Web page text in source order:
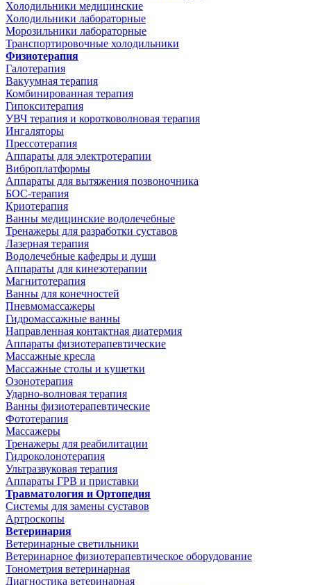
Холодильники медицинские
Холодильники лабораторные
Морозильники лабораторные
Транспортировочные холодильники
Физиотерапия
Галотерапия
Вакуумная терапия
Комбинированная терапия
Гипокситерапия
УВЧ терапия и коротковолновая терапия
Ингаляторы
Прессотерапия
Аппараты для электротерапии
Виброплатформы
Аппараты для вытяжения позвоночника
БОС-терапия
Криотерапия
Ванны медицинские водолечебные
Тренажеры для разработки суставов
Лазерная терапия
Водолечебные кафедры и души
Аппараты для кинезотерапии
Магнитотерапия
Ванны для конечностей
Пневмомассажеры
Гидромассажные ванны
Направленная контактная диатермия
Аппараты физиотерапевтические
Массажные кресла
Массажные столы и кушетки
Озонотерапия
Ударно-волновая терапия
Ванны физиотерапевтические
Фототерапия
Массажеры
Тренажеры для реабилитации
Гидроколонотерапия
Ультразвуковая терапия
Аппараты ГРВ и приставки
Травматология и Ортопедия
Системы для замены суставов
Артроскопы
Ветеринария
Ветеринарные светильники
Ветеринарное физиотерапевтическое оборудование
Тонометрия ветеринарная
Диагностика ветеринарная